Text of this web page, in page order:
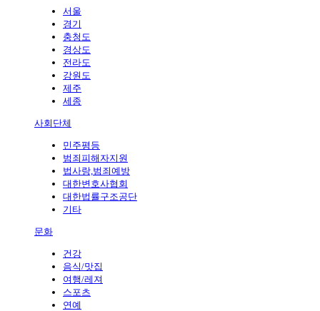
서울
경기
충청도
경상도
전라도
강원도
제주
세종
사회단체
민주평등
범죄피해자지원
법사랑,범죄예방
대한변호사협회
대한법률구조공단
기타
문화
건강
음식/맛집
여행/레져
스포츠
연예